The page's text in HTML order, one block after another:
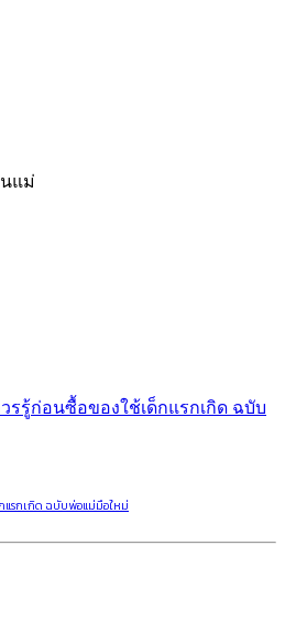
นแม่
แรกเกิด ฉบับพ่อแม่มือใหม่